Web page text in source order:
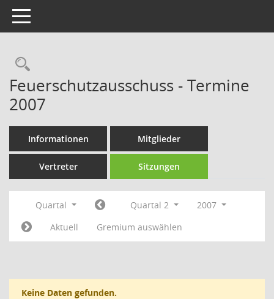
Toggle navigation
Rechercheauswahl
Feuerschutzausschuss - Termine
2007
Informationen Mitglieder
Vertreter Sitzungen
Quartal Quartal 2
2007
Aktuell
Gremium auswählen
Keine Daten gefunden.